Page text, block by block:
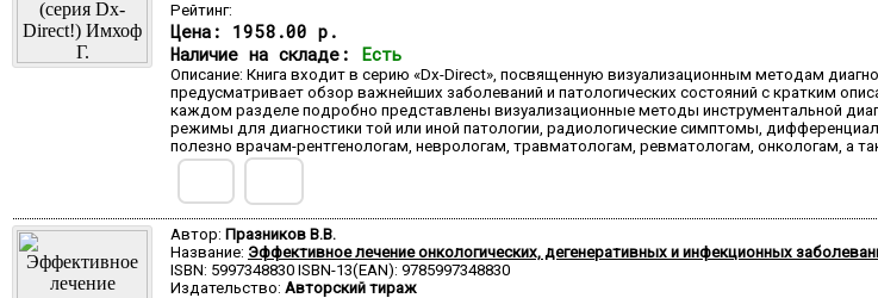
Рейтинг:
Цена: 1958.00 р.
Наличие на складе: Есть
Описание: Книга входит в серию «Dx-Direct», посвященную визуализационным методам
предусматривает обзор важнейших заболеваний и патологических состояний с кратким
каждом разделе подробно представлены визуализационные методы инструментальной
режимы для диагностики той или иной патологии, радиологические симптомы,
полезно врачам-рентгенологам, неврологам, травматологам, ревматологам, онкологам, а
Автор: Празников В.В.
Название: Эффективное лечение онкологических, дегенеративных и инфекционных
ISBN: 5997348830 ISBN-13(EAN): 9785997348830
Издательство: Авторский тираж